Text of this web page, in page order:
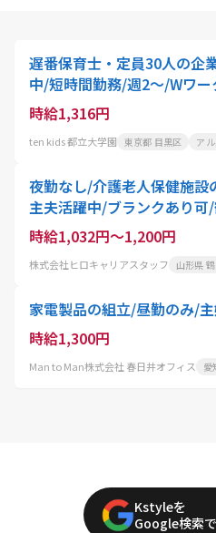
遅番保育士・定員30人の企
中/短時間勤務/週2～/Wワー
時給1,316円
ten kids 都立大学園 東京都 目黒区 ア
夜勤なし/介護老人保健施
主夫活躍中/ブランクあり可
時給1,032円～1,200円
株式会社ヒロキャリアスタッフ 山形県
家電製品の組立/昼勤のみ/
時給1,300円
Man to Man株式会社 春日井オフィス 愛
Kstyleを
Google検索